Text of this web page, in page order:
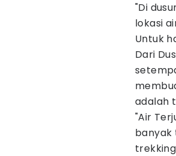
"Di
lokasi
Untuk
Dari
adalah
"Air
banyak